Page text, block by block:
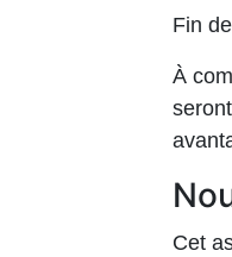
Fin
À
Cet